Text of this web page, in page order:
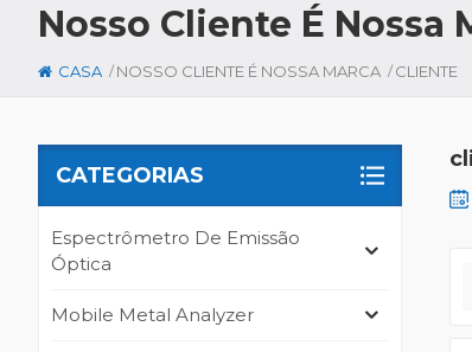
Nosso Cliente É Nossa
CASA / NOSSO CLIENTE É NOSSA MARCA / CLIENTE
CATEGORIAS
Espectrômetro De Emissão
Óptica
Mobile Metal Analyzer